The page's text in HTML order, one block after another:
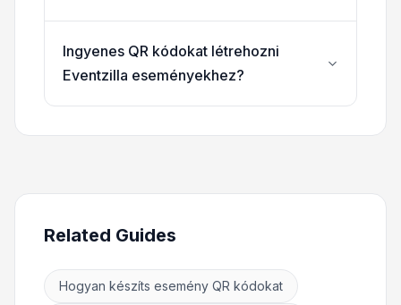
Ingyenes QR kódokat létrehozni
Eventzilla eseményekhez?
Related Guides
Hogyan készíts esemény QR kódokat